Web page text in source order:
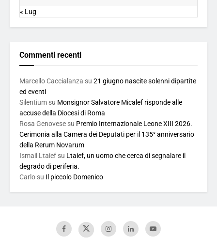
« Lug
Commenti recenti
Marcello Caccialanza su 21 giugno nascite solenni dipartite
ed eventi
Silentium su Monsignor Salvatore Micalef risponde alle
accuse della Diocesi di Roma
Rosa Genovese su Premio Internazionale Leone XIII 2026.
Cerimonia alla Camera dei Deputati per il 135° anniversario
della Rerum Novarum
Ismail Ltaief su Ltaief, un uomo che cerca di segnalare il
degrado di periferia.
Carlo su Il piccolo Domenico